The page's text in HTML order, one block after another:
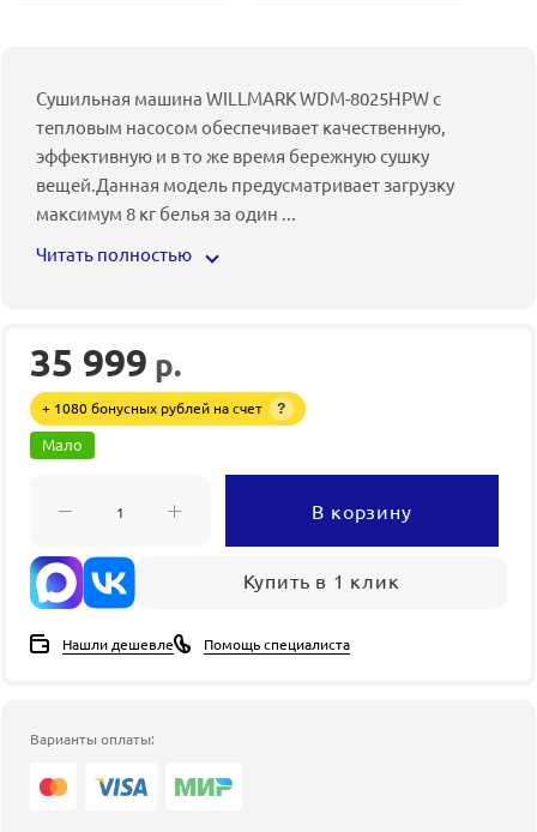
Сушильная машина WILLMARK WDM-8025HPW с
тепловым насосом обеспечивает качественную,
эффективную и в то же время бережную сушку
вещей.Данная модель предусматривает загрузку
максимум 8 кг белья за один ...
Читать полностью
35 999 р.
+ 1080 бонусных рублей на счет ?
Мало
В корзину
Купить в 1 клик
Нашли дешевле Помощь специалиста
Варианты оплаты: